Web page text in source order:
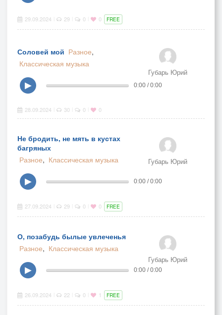
29.09.2024 29 0 0 FREE
Соловей мой Разное,
Классическая музыка
Губарь Юрий
▶ 0:00 / 0:00
28.09.2024 30 0 0
Не бродить, не мять в кустах
багряных
Разное, Классическая музыка Губарь Юрий
▶ 0:00 / 0:00
27.09.2024 29 0 0 FREE
О, позабудь былые увлеченья
Разное, Классическая музыка
Губарь Юрий
▶ 0:00 / 0:00
26.09.2024 22 0 1 FREE